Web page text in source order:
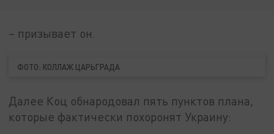
– призывает он.
ФОТО: КОЛЛАЖ ЦАРЬГРАДА
Далее Коц обнародовал пять пунктов плана,
которые фактически похоронят Украину: